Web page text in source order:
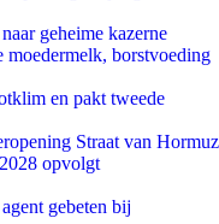
geheime kazerne
borstvoeding
en pakt tweede
Straat van Hormuz
opvolgt
gebeten bij